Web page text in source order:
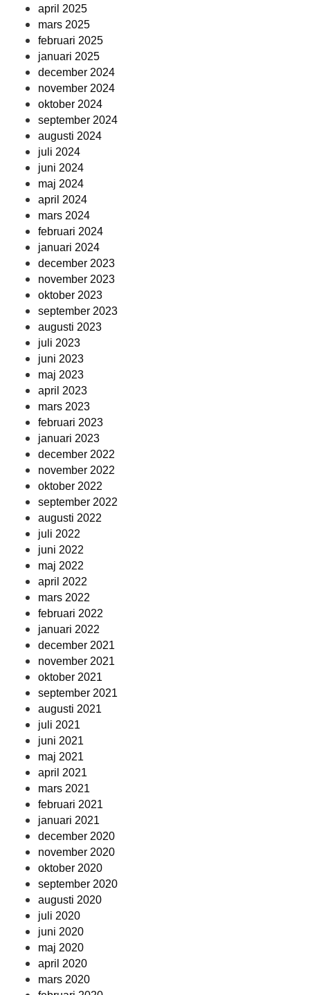
april 2025
mars 2025
februari 2025
januari 2025
december 2024
november 2024
oktober 2024
september 2024
augusti 2024
juli 2024
juni 2024
maj 2024
april 2024
mars 2024
februari 2024
januari 2024
december 2023
november 2023
oktober 2023
september 2023
augusti 2023
juli 2023
juni 2023
maj 2023
april 2023
mars 2023
februari 2023
januari 2023
december 2022
november 2022
oktober 2022
september 2022
augusti 2022
juli 2022
juni 2022
maj 2022
april 2022
mars 2022
februari 2022
januari 2022
december 2021
november 2021
oktober 2021
september 2021
augusti 2021
juli 2021
juni 2021
maj 2021
april 2021
mars 2021
februari 2021
januari 2021
december 2020
november 2020
oktober 2020
september 2020
augusti 2020
juli 2020
juni 2020
maj 2020
april 2020
mars 2020